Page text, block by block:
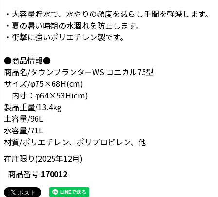
・大容量貯水で、水やりの頻度を減らし手間を軽減します。
・夏の暑い時期の水涸れを防止します。
・衝撃に強いポリエチレン製です。
●商品情報●
商品名/タウンプランターWS コニカル75型
サイズ/φ75×68H(cm)
内寸：φ64×53H(cm)
製品重量/13.4kg
土容量/96L
水容量/71L
材質/ポリエチレン、ポリプロピレン、他
在庫限り(2025年12月)
商品番号 170012